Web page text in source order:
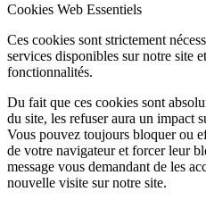
Cookies Web Essentiels
Ces cookies sont strictement
services disponibles sur notre site
fonctionnalités.
Du fait que ces cookies sont
du site, les refuser aura un impact
Vous pouvez toujours bloquer ou
de votre navigateur et forcer leur
message vous demandant de les
nouvelle visite sur notre site.